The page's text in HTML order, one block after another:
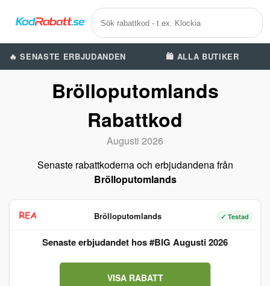
🔥 SENASTE ERBJUDANDEN 🛍️ ALLA BUTIKER
Brölloputomlands
Rabattkod
Augusti 2026
Senaste rabattkoderna och erbjudandena från
Brölloputomlands
Brölloputomlands ✓ Testad
Senaste erbjudandet hos #BIG Augusti 2026
VISA RABATT